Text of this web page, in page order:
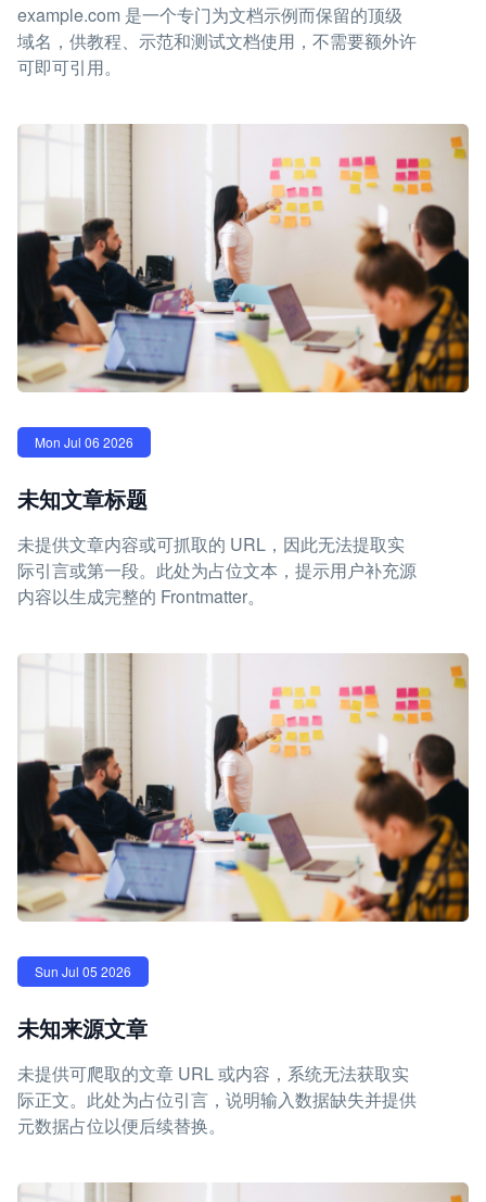
example.com 是一个专门为文档示例而保留的顶级
域名，供教程、示范和测试文档使用，不需要额外许
可即可引用。
Mon Jul 06 2026
未知文章标题
未提供文章内容或可抓取的 URL，因此无法提取实
际引言或第一段。此处为占位文本，提示用户补充源
内容以生成完整的 Frontmatter。
Sun Jul 05 2026
未知来源文章
未提供可爬取的文章 URL 或内容，系统无法获取实
际正文。此处为占位引言，说明输入数据缺失并提供
元数据占位以便后续替换。